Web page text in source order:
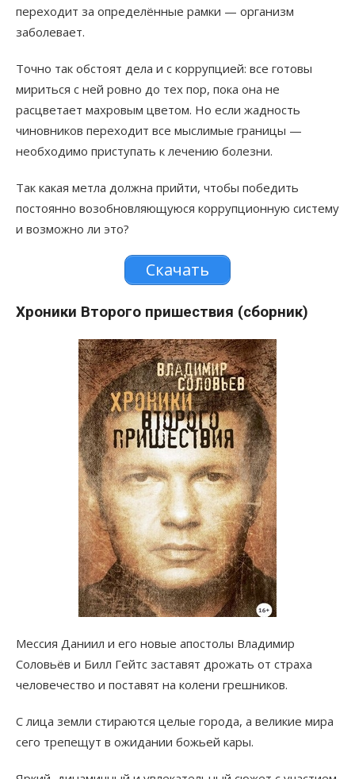
переходит за определённые рамки — организм
заболевает.
Точно так обстоят дела и с коррупцией: все готовы
мириться с ней ровно до тех пор, пока она не
расцветает махровым цветом. Но если жадность
чиновников переходит все мыслимые границы —
необходимо приступать к лечению болезни.
Так какая метла должна прийти, чтобы победить
постоянно возобновляющуюся коррупционную систему
и возможно ли это?
Скачать
Хроники Второго пришествия (сборник)
Мессия Даниил и его новые апостолы Владимир
Соловьёв и Билл Гейтс заставят дрожать от страха
человечество и поставят на колени грешников.
С лица земли стираются целые города, а великие мира
сего трепещут в ожидании божьей кары.